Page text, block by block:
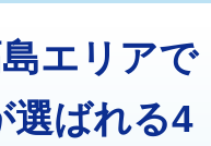
66,000円
38,500円
33,000円
+3,300円
33,000円
8,800円
エリアで
選ばれる4